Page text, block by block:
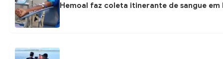
Hemoal faz coleta itinerante de sangue em